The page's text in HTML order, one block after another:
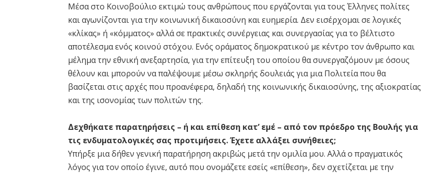
Μέσα στο Κοινοβούλιο εκτιμώ τους ανθρώπους που εργάζονται για τους Έλληνες πολίτες
και αγωνίζονται για την κοινωνική δικαιοσύνη και ευημερία. Δεν εισέρχομαι σε λογικές
«κλίκας» ή «κόμματος» αλλά σε πρακτικές συνέργειας και συνεργασίας για το βέλτιστο
αποτέλεσμα ενός κοινού στόχου. Ενός οράματος δημοκρατικού με κέντρο τον άνθρωπο και
μέλημα την εθνική ανεξαρτησία, για την επίτευξη του οποίου θα συνεργαζόμουν με όσους
θέλουν και μπορούν να παλέψουμε μέσω σκληρής δουλειάς για μια Πολιτεία που θα
βασίζεται στις αρχές που προανέφερα, δηλαδή της κοινωνικής δικαιοσύνης, της αξιοκρατίας
και της ισονομίας των πολιτών της.
Δεχθήκατε παρατηρήσεις – ή και επίθεση κατ’ εμέ – από τον πρόεδρο της Βουλής για
τις ενδυματολογικές σας προτιμήσεις. Έχετε αλλάξει συνήθειες;
Υπήρξε μια δήθεν γενική παρατήρηση ακριβώς μετά την ομιλία μου. Αλλά ο πραγματικός
λόγος για τον οποίο έγινε, αυτό που ονομάζετε εσείς «επίθεση», δεν σχετίζεται με την